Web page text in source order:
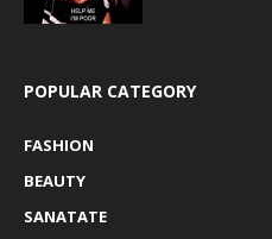
POPULAR CATEGORY
FASHION
BEAUTY
SANATATE